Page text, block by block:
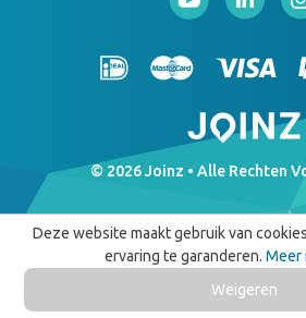
© 2026 Joinz • Alle Rechten
Deze website maakt gebruik van
ervaring te garanderen. Meer
Weigeren